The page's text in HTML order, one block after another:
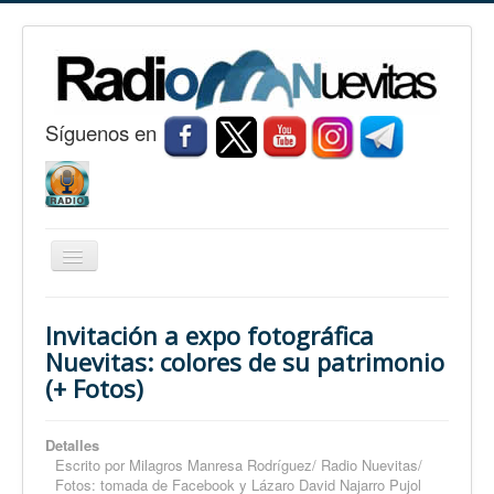
Síguenos en
Cambiar
Nuevitas
Noticias
Fotorreportaje
Invitación a expo fotográfica
Nuevitas: colores de su patrimonio
(+ Fotos)
Detalles
Escrito por Milagros Manresa Rodríguez/ Radio Nuevitas/
Fotos: tomada de Facebook y Lázaro David Najarro Pujol